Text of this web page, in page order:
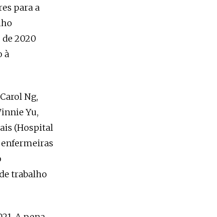
para a
2020
à
Ng,
Yu,
(Hospital
trabalho